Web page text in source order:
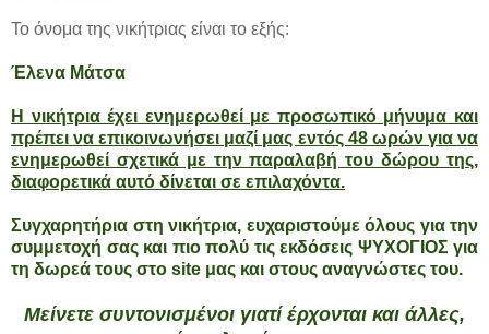
Το όνομα της νικήτριας είναι το εξής:
Έλενα Μάτσα
Η νικήτρια έχει ενημερωθεί με προσωπικό μήνυμα και
πρέπει να επικοινωνήσει μαζί μας εντός 48 ωρών για να
ενημερωθεί σχετικά με την παραλαβή του δώρου της,
διαφορετικά αυτό δίνεται σε επιλαχόντα.
Συγχαρητήρια στη νικήτρια, ευχαριστούμε όλους για την
συμμετοχή σας και πιο πολύ τις εκδόσεις ΨΥΧΟΓΙΟΣ για
τη δωρεά τους στο site μας και στους αναγνώστες του.
Μείνετε συντονισμένοι γιατί έρχονται και άλλες,